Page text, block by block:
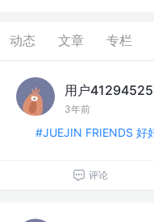
动态 文章 专栏
用户
3年前
#JUEJIN FRIENDS 好
评论